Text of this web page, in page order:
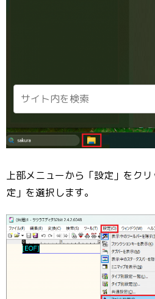
上部メニューから「設定」をク
定」を選択します。